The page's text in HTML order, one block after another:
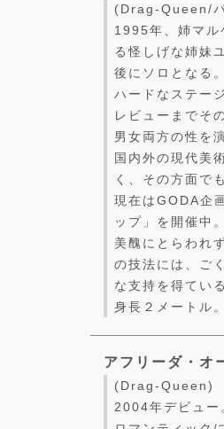
(Drag-Queen/
1995年、姉マル
る怪しげな姉妹
後にソロとなる
ハードなステー
レビューまでそ
男女両方の性を
国内外の現代美
く、その方面で
現在はGODA企
ップ」を開催中。
美醜にとらわれ
の技法には、ご
な支持を得ている
身長２メートル
アフリーダ・
(Drag-Queen)
2004年デビュー